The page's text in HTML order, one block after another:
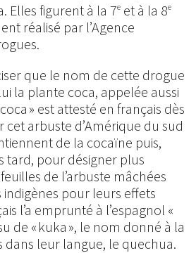
Elles figurent à la 7e et à la 8e
réalisé par l’Agence
que le nom de cette drogue
la plante coca, appelée aussi
» est attesté en français dès
arbuste d’Amérique du sud
de la cocaïne puis,
tard, pour désigner plus
de l’arbuste mâchées
pour leurs effets
l’a emprunté à l’espagnol «
de « kuka », le nom donné à la
dans leur langue, le quechua.